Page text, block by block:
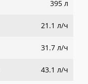
395 л
21.1 л/ч
31.7 л/ч
43.1 л/ч